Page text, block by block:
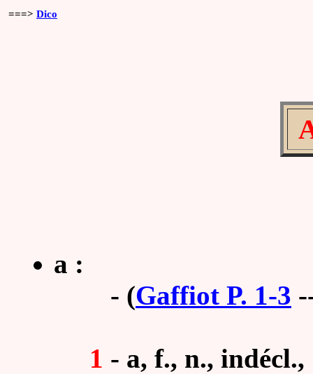
===> Dico
a :
- (Gaffiot P. 1-3
1 - a, f., n., indécl.,